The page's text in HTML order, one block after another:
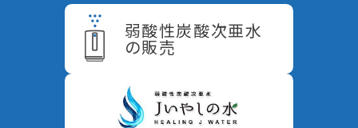
弱酸性炭酸次亜水
の販売